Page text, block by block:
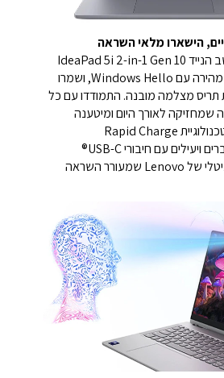
הישארו מלאי השראה
היכנסו בקלות למחשב הנייד IdeaPad 5i 2-in-1 Gen 10
באמצעות התחברות מהירה עם Windows Hello, ושמרו
תריס מצלמה מובנה. התמודדו עם כל
לאורך היום ומיטענה
במהירות באמצעות טכנולוגיית Rapid Charge
Boost. הישארו מחוברים ויעילים עם חיבורי USB-C®
רב-שימושיים ועט דיגיטלי של Lenovo שמעורר השראה